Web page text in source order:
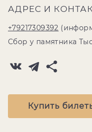
АДРЕС И
+79217309392
Сбор у памятника
Купить